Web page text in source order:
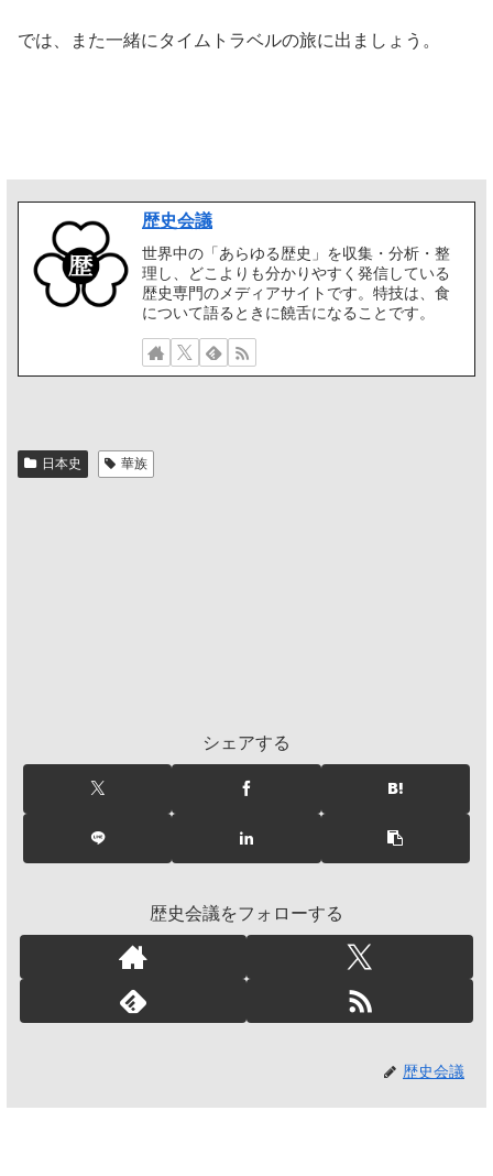
では、また一緒にタイムトラベルの旅に出ましょう。
歴史会議
世界中の「あらゆる歴史」を収集・分析・整
理し、どこよりも分かりやすく発信している
歴史専門のメディアサイトです。特技は、食
について語るときに饒舌になることです。
日本史 華族
シェアする
歴史会議をフォローする
歴史会議